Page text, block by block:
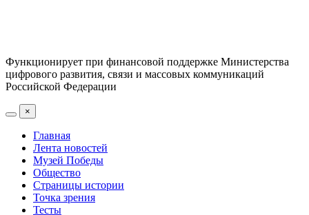
Функционирует при финансовой поддержке Министерства
цифрового развития, связи и массовых коммуникаций
Российской Федерации
×
Главная
Лента новостей
Музей Победы
Общество
Страницы истории
Точка зрения
Тесты